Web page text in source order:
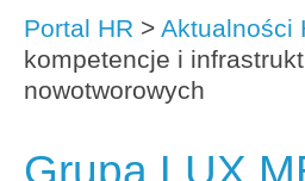
Portal HR > Aktualności
kompetencje i
nowotworowych
Grupa LUX